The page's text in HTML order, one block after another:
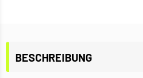
BESCHREIBUNG